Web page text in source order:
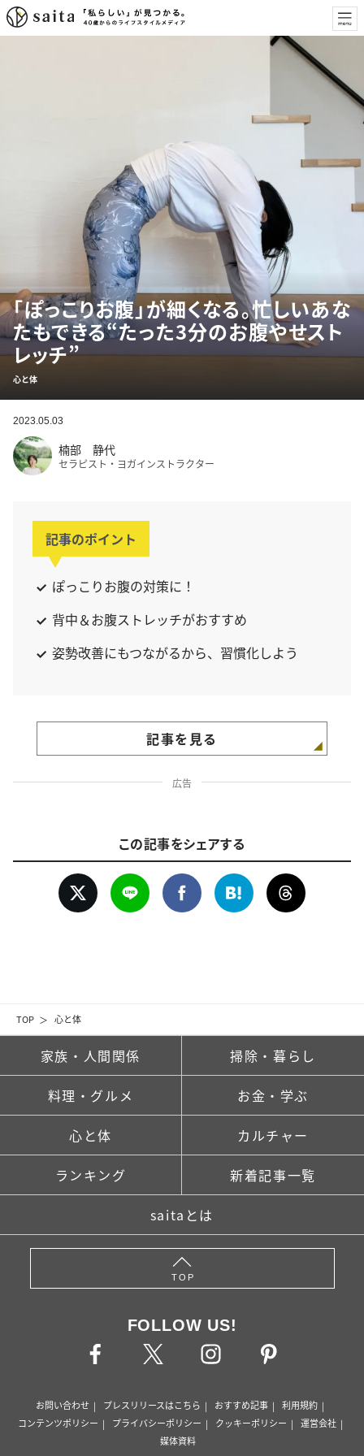
TOP 心と体
「ぽっこりお腹」が細くなる。忙しいあな
たもできる“たった3分のお腹やせスト
レッチ”
心と体
2023.05.03
楠部 静代
セラピスト・ヨガインストラクター
記事のポイント
ぽっこりお腹の対策に！
背中＆お腹ストレッチがおすすめ
姿勢改善にもつながるから、習慣化しよう
記事を見る
広告
この記事をシェアする
家族・人間関係 掃除・暮らし
料理・グルメ お金・学ぶ
心と体 カルチャー
ランキング 新着記事一覧
saitaとは
TOP
FOLLOW US!
お問い合わせ プレスリリースはこちら おすすめ記事
利用規約
コンテンツポリシー
プライバシーポリシー クッキーポリシー
運営会社
媒体資料